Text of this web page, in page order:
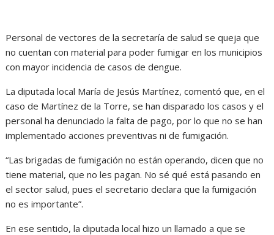
Personal de vectores de la secretaría de salud se queja que
no cuentan con material para poder fumigar en los municipios
con mayor incidencia de casos de dengue.
La diputada local María de Jesús Martínez, comentó que, en el
caso de Martínez de la Torre, se han disparado los casos y el
personal ha denunciado la falta de pago, por lo que no se han
implementado acciones preventivas ni de fumigación.
“Las brigadas de fumigación no están operando, dicen que no
tiene material, que no les pagan. No sé qué está pasando en
el sector salud, pues el secretario declara que la fumigación
no es importante”.
En ese sentido, la diputada local hizo un llamado a que se